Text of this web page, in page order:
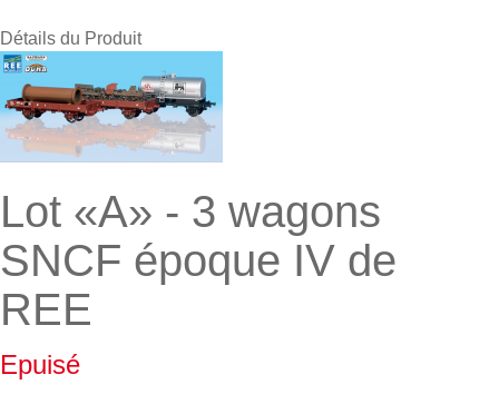
Détails du Produit
Lot «A» - 3 wagons
SNCF époque IV de
REE
Epuisé